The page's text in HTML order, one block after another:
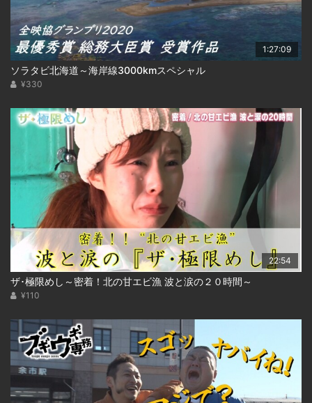
1:27:09
ソラタビ北海道～海岸線3000kmスペシャル
¥330
22:54
ザ･極限めし～密着！北の甘エビ漁 波と涙の２０時間～
¥110